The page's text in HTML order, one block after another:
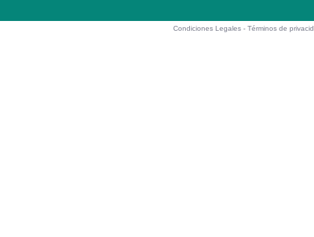
Condiciones Legales -Términos de